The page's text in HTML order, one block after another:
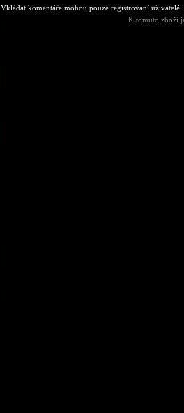
Vkládat komentáře mohou pouze registrovaní uživatelé
K tomuto zboží